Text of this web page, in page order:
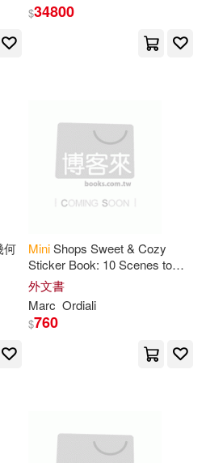
Tim(12)
Llc(4)
$34800
何
MiniShops Sweet & Cozy
Sticker Book: 10 Scenes to
Decorate with 300 Stickers!
Create Miniature Worlds in 3d!
外文書
Marc Ordiali
$760